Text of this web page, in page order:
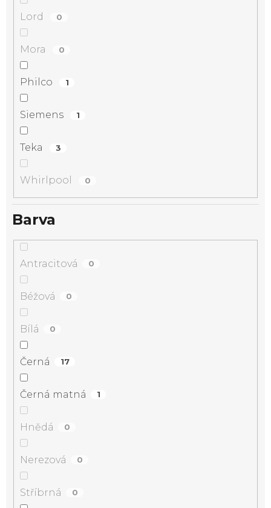
Lord 0
Mora 0
Philco 1
Siemens 1
Teka 3
Whirlpool 0
Barva
Antracitová 0
Béžová 0
Bílá 0
Černá 17
Černá matná 1
Hnědá 0
Nerezová 0
Stříbrná 0